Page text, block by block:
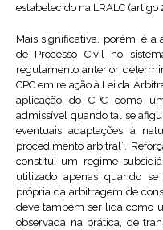
estabelecido na LRALC (artigo
Mais significativa, porém, é a
de Processo Civil no
regulamento anterior
CPC em relação à Lei da
aplicação do CPC como
admissível quando tal se
eventuais adaptações à
procedimento arbitral”.
constitui um regime
utilizado apenas quando
própria da arbitragem de
deve também ser lida como
observada na prática, de